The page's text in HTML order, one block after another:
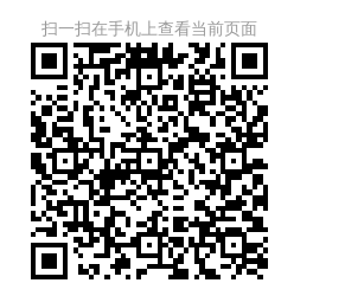
扫一扫在手机上查看当前页面